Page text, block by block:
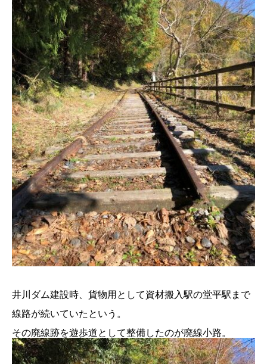
井川ダム建設時、貨物用として資材搬入駅の堂平駅まで
線路が続いていたという。
その廃線跡を遊歩道として整備したのが廃線小路。